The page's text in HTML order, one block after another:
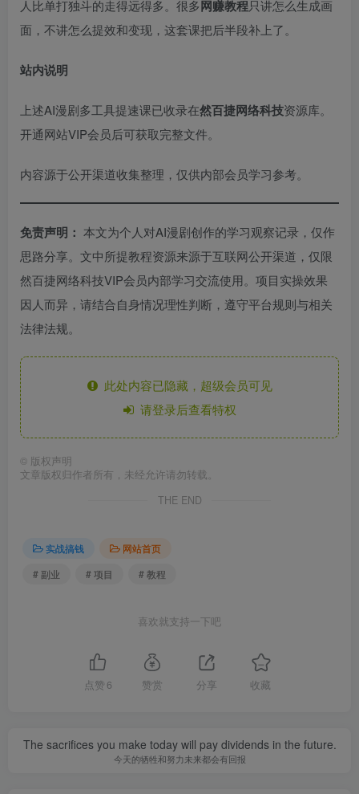
人比单打独斗的走得远得多。很多网赚教程只讲怎么生成画
面，不讲怎么提效和变现，这套课把后半段补上了。
站内说明
上述AI漫剧多工具提速课已收录在然百捷网络科技资源库。
开通网站VIP会员后可获取完整文件。
内容源于公开渠道收集整理，仅供内部会员学习参考。
免责声明： 本文为个人对AI漫剧创作的学习观察记录，仅作
思路分享。文中所提教程资源来源于互联网公开渠道，仅限
然百捷网络科技VIP会员内部学习交流使用。项目实操效果
因人而异，请结合自身情况理性判断，遵守平台规则与相关
法律法规。
此处内容已隐藏，超级会员可见
请登录后查看特权
© 版权声明
文章版权归作者所有，未经允许请勿转载。
THE END
实战搞钱
网站首页
# 副业
# 项目 # 教程
喜欢就支持一下吧
点赞 6 赞赏 分享 收藏
The sacrifices you make today will pay dividends in the future.
今天的牺牲和努力未来都会有回报